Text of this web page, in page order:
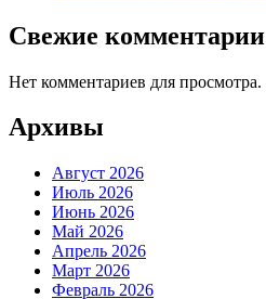
Свежие комментарии
Нет комментариев для просмотра.
Архивы
Август 2026
Июль 2026
Июнь 2026
Май 2026
Апрель 2026
Март 2026
Февраль 2026